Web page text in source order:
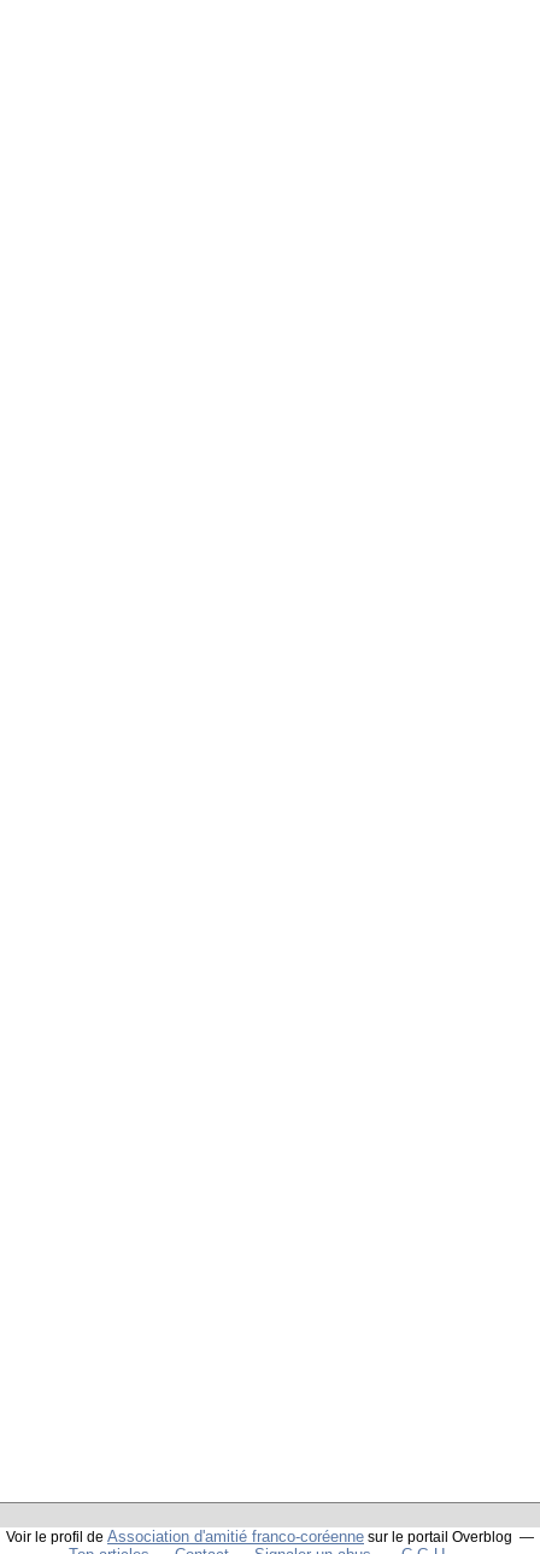
Voir le profil de Association d'amitié franco-coréenne sur le portail Overblog